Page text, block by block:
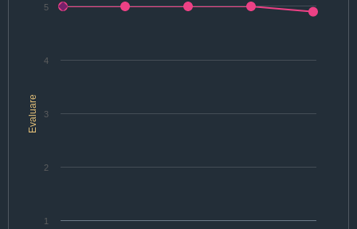
Evaluare
1
2
3
4
5